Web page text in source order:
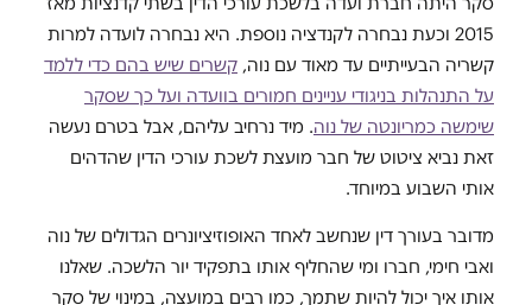
2015 וכעת נבחרה לקנדציה נוספת. היא נבחרה לועדה למרות
קשריה הבעייתיים עד מאוד עם נוה, קשרים שיש בהם כדי ללמד
על התנהלות בניגודי עניינים חמורים בוועדה ועל כך שסקר
שימשה כמריונטה של נוה. מיד נרחיב עליהם, אבל בטרם נעשה
זאת נביא ציטוט של חבר מועצת לשכת עורכי הדין שהדהים
אותי השבוע במיוחד.
מדובר בעורך דין שנחשב לאחד האופוזיציונרים הגדולים של נוה
ואבי חימי, חברו ומי שהחליף אותו בתפקיד יור הלשכה. שאלנו
אותו איך יכול להיות שתמך, כמו רבים במועצה, במינוי של סקר